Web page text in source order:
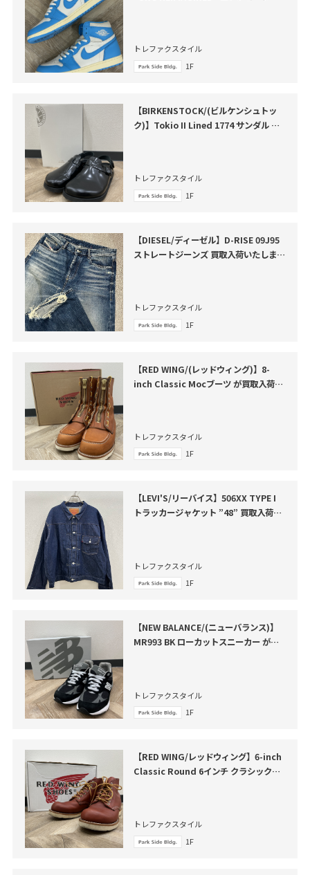
トレファクスタイル
1F
【BIRKENSTOCK/(ビルケンシュトッ
ク)】Tokio II Lined 1774 サンダル が
トレファクスタイル
1F
【DIESEL/ディーゼル】D-RISE 09J95
ストレートジーンズ 買取入荷いたしまし
トレファクスタイル
1F
【RED WING/(レッドウィング)】8-
inch Classic Mocブーツ が買取入荷い
トレファクスタイル
1F
【LEVI'S/リーバイス】506XX TYPE I
トラッカージャケット ”48” 買取入荷い
トレファクスタイル
1F
【NEW BALANCE/(ニューバランス)】
MR993 BK ローカットスニーカー が買
トレファクスタイル
1F
【RED WING/レッドウィング】6-inch
Classic Round 6インチ クラシックラ
トレファクスタイル
1F